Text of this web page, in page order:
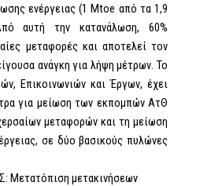
ενέργειας (1 Mtoe από τα 1,9
αυτή την κατανάλωση, 60%
μεταφορές και αποτελεί τον
ανάγκη για λήψη μέτρων. Το
Επικοινωνιών και Έργων, έχει
για μείωση των εκπομπών ΑτΘ
μεταφορών και τη μείωση
σε δύο βασικούς πυλώνες
Μετατόπιση μετακινήσεων